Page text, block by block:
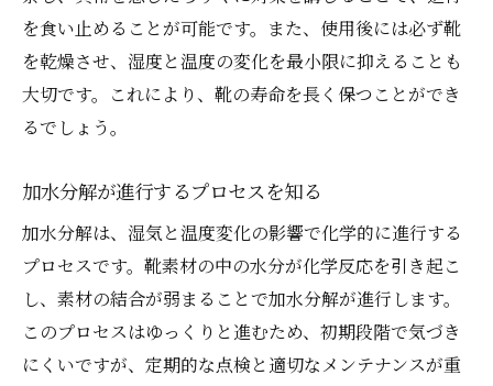
季節ごとに異なる温度管理のポイント
温度管理による加水分解の進行抑制法
フェラガモ靴の温度管理に必要な基礎知識
加水分解を防ぐための温度調整技術
加水分解と靴の寿命フェラガモを長く愛用する
には
加水分解が靴の寿命に与える影響
フェラガモ靴を長持ちさせるための寿命管
理法
を食い止めることが可能です。また、使用後には必ず靴
を乾燥させ、湿度と温度の変化を最小限に抑えることも
大切です。これにより、靴の寿命を長く保つことができ
るでしょう。
加水分解が進行するプロセスを知る
加水分解は、湿気と温度変化の影響で化学的に進行する
プロセスです。靴素材の中の水分が化学反応を引き起こ
し、素材の結合が弱まることで加水分解が進行します。
このプロセスはゆっくりと進むため、初期段階で気づき
にくいですが、定期的な点検と適切なメンテナンスが重